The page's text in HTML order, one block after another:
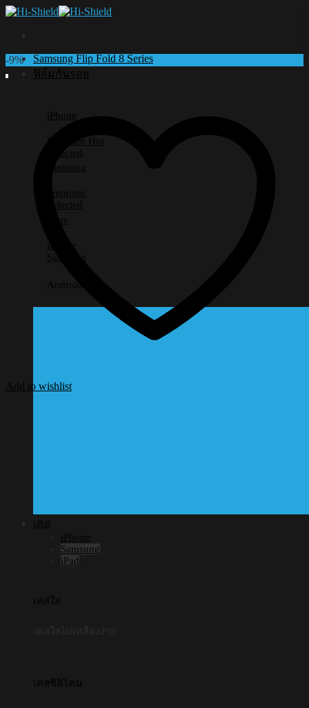
Skip
Samsung Flip Fold 8 Series
ฟิล์มกันรอย
iPhone
Premium
Selected
Samsung
Premium
Selected
Lens
iPhone
Samsung
Android อื่นๆ
เคส
iPhone
Samsung
iPad
เคสใส
เคสซิลิโคน
-9%
Add to wishlist